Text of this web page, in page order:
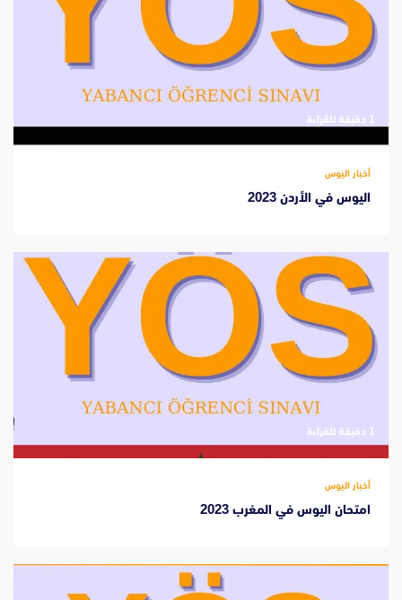
‫1 دقيقة للقراءة
أخبار اليوس
اليوس في الأردن 2023
‫1 دقيقة للقراءة
أخبار اليوس
امتحان اليوس في المغرب 2023